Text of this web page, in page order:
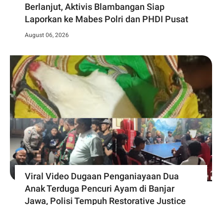
Berlanjut, Aktivis Blambangan Siap
Laporkan ke Mabes Polri dan PHDI Pusat
August 06, 2026
Viral Video Dugaan Penganiayaan Dua
Anak Terduga Pencuri Ayam di Banjar
Jawa, Polisi Tempuh Restorative Justice